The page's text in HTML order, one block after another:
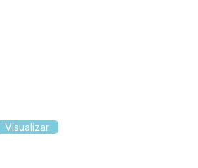
Visualizar